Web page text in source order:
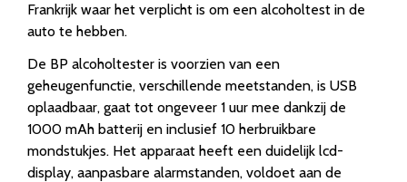
Frankrijk waar het verplicht is om een alcoholtest in de
auto te hebben.
De BP alcoholtester is voorzien van een
geheugenfunctie, verschillende meetstanden, is USB
oplaadbaar, gaat tot ongeveer 1 uur mee dankzij de
1000 mAh batterij en inclusief 10 herbruikbare
mondstukjes. Het apparaat heeft een duidelijk lcd-
display, aanpasbare alarmstanden, voldoet aan de